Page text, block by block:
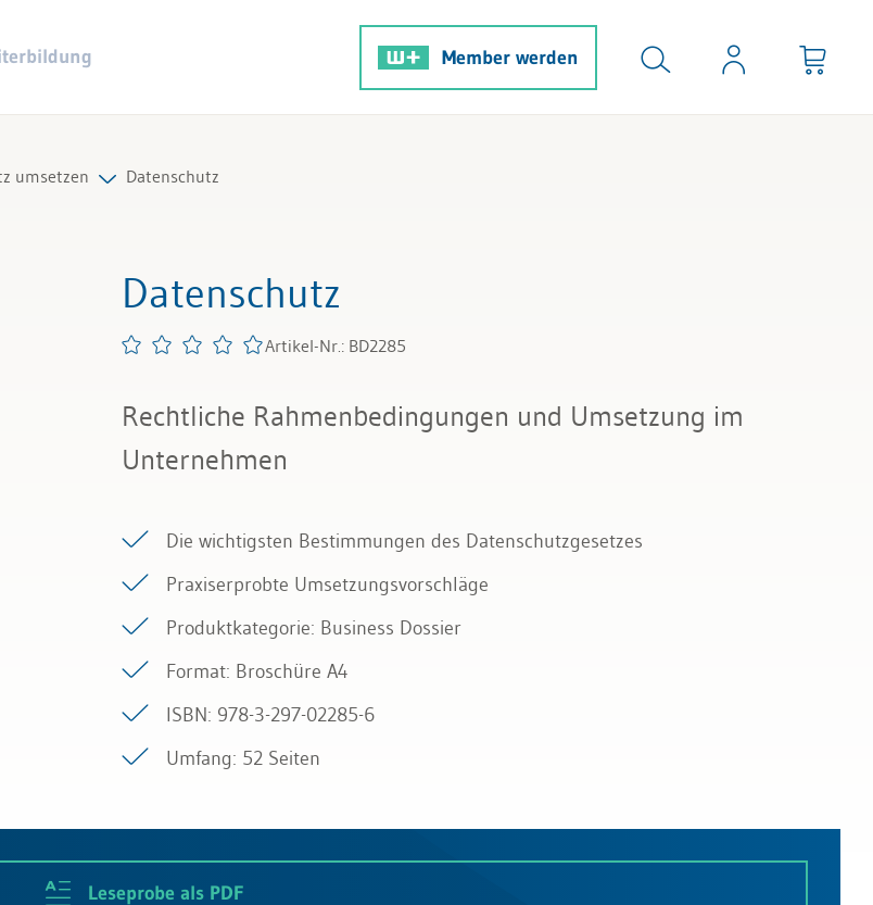
Member werden
umsetzen Datenschutz
Datenschutz
Artikel-Nr.: BD2285
Rechtliche Rahmenbedingungen und Umsetzung im
Unternehmen
Die wichtigsten Bestimmungen des Datenschutzgesetzes
Praxiserprobte Umsetzungsvorschläge
Produktkategorie: Business Dossier
Format: Broschüre A4
ISBN: 978-3-297-02285-6
Umfang: 52 Seiten
Leseprobe als PDF